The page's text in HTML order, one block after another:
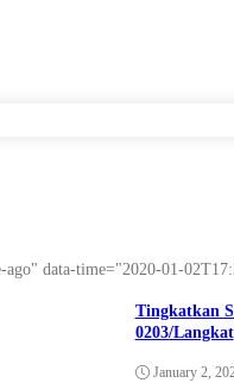
data-time="2020-01-
Tingkatkan
0203/Langkat
January 2,